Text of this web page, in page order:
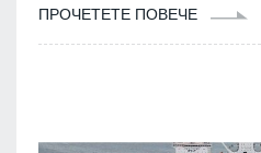
ПРОЧЕТЕТЕ ПОВЕЧЕ